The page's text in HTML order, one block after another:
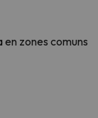
zones comuns